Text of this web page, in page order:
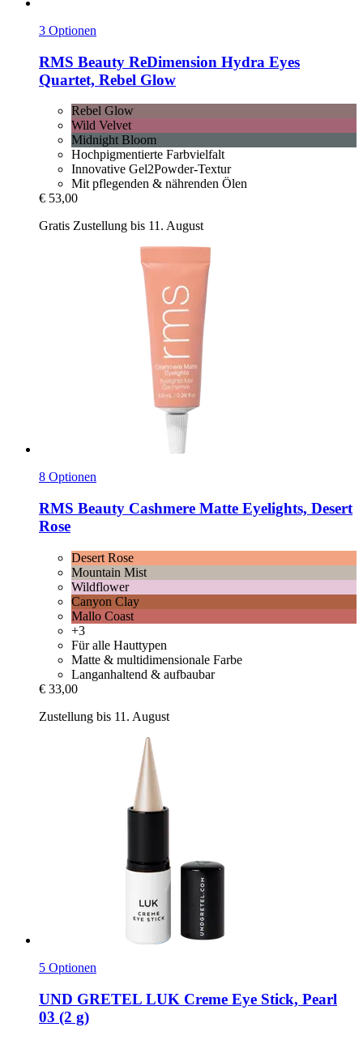
3 Optionen
RMS Beauty ReDimension Hydra Eyes
Quartet, Rebel Glow
Rebel Glow
Wild Velvet
Midnight Bloom
Hochpigmentierte Farbvielfalt
Innovative Gel2Powder-Textur
Mit pflegenden & nährenden Ölen
€ 53,00
Gratis Zustellung bis 11. August
8 Optionen
RMS Beauty Cashmere Matte Eyelights, Desert
Rose
Desert Rose
Mountain Mist
Wildflower
Canyon Clay
Mallo Coast
+3
Für alle Hauttypen
Matte & multidimensionale Farbe
Langanhaltend & aufbaubar
€ 33,00
Zustellung bis 11. August
5 Optionen
UND GRETEL LUK Creme Eye Stick, Pearl
03 (2 g)